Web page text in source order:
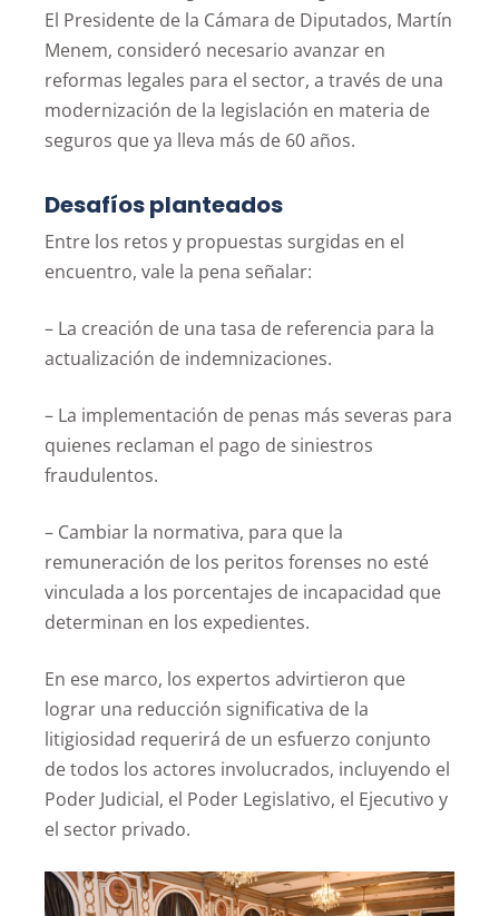
El Presidente de la Cámara de Diputados, Martín
Menem, consideró necesario avanzar en
reformas legales para el sector, a través de una
modernización de la legislación en materia de
seguros que ya lleva más de 60 años.
Desafíos planteados
Entre los retos y propuestas surgidas en el
encuentro, vale la pena señalar:
– La creación de una tasa de referencia para la
actualización de indemnizaciones.
– La implementación de penas más severas para
quienes reclaman el pago de siniestros
fraudulentos.
– Cambiar la normativa, para que la
remuneración de los peritos forenses no esté
vinculada a los porcentajes de incapacidad que
determinan en los expedientes.
En ese marco, los expertos advirtieron que
lograr una reducción significativa de la
litigiosidad requerirá de un esfuerzo conjunto
de todos los actores involucrados, incluyendo el
Poder Judicial, el Poder Legislativo, el Ejecutivo y
el sector privado.